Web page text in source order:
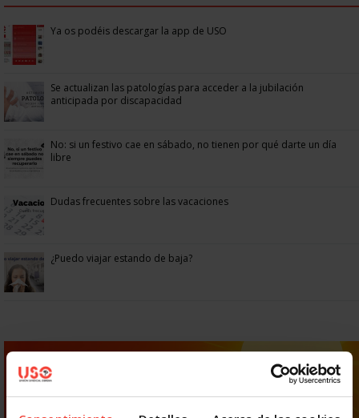
Ya os podéis descargar la app de USO
Se actualizan las patologías para acceder a la jubilación
anticipada por discapacidad
No: si un festivo cae en sábado, no tienen por qué darte un día
libre
Dudas frecuentes sobre las vacaciones
¿Puedo viajar estando de baja?